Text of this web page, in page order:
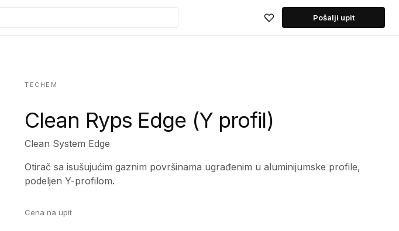
Pošalji upit
TECHEM
Clean Ryps Edge (Y profil)
Clean System Edge
Otirač sa isušujućim gaznim površinama ugrađenim u aluminijumske profile,
podeljen Y-profilom.
Cena na upit